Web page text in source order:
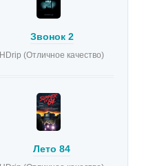
Звонок 2
HDrip (Отличное качество)
Лето 84